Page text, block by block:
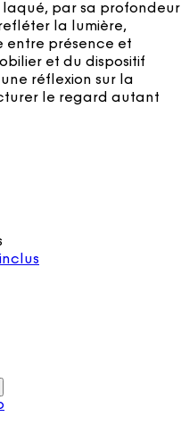
laqué, par sa profondeur
la lumière,
présence et
et du dispositif
réflexion sur la
le regard autant